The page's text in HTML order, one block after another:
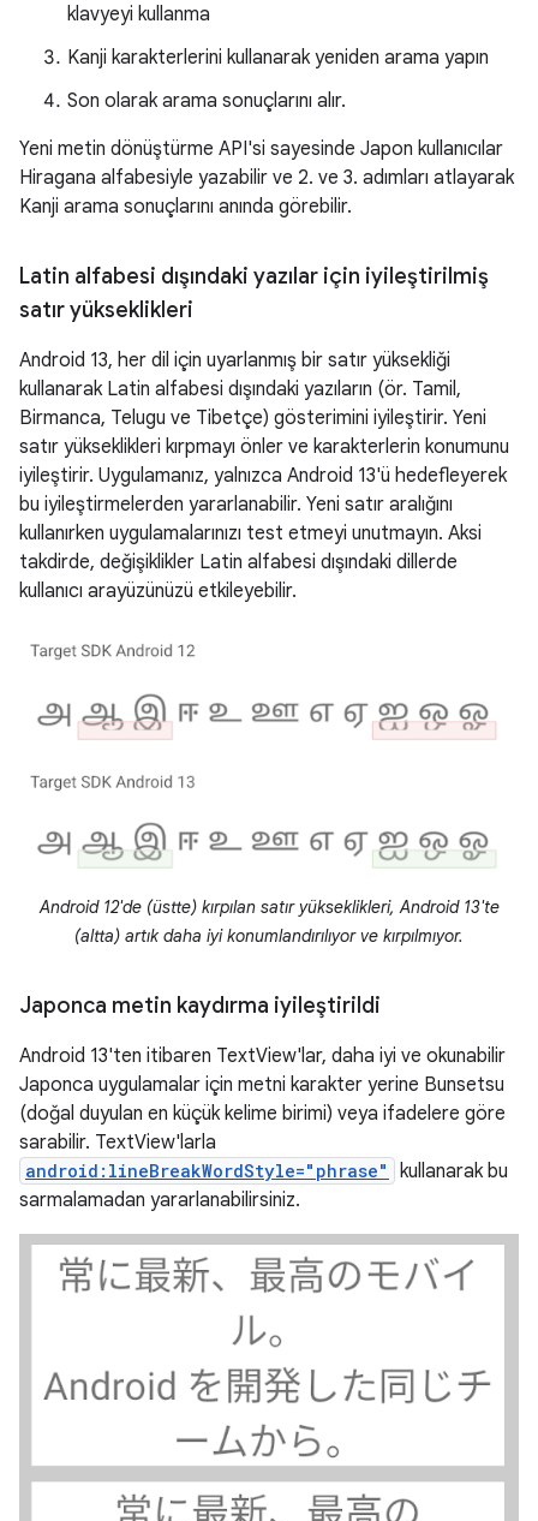
klavyeyi kullanma
Kanji karakterlerini kullanarak yeniden arama yapın
Son olarak arama sonuçlarını alır.
Yeni metin dönüştürme API'si sayesinde Japon kullanıcılar
Hiragana alfabesiyle yazabilir ve 2. ve 3. adımları atlayarak
Kanji arama sonuçlarını anında görebilir.
Latin alfabesi dışındaki yazılar için iyileştirilmiş
satır yükseklikleri
Android 13, her dil için uyarlanmış bir satır yüksekliği
kullanarak Latin alfabesi dışındaki yazıların (ör. Tamil,
Birmanca, Telugu ve Tibetçe) gösterimini iyileştirir. Yeni
satır yükseklikleri kırpmayı önler ve karakterlerin konumunu
iyileştirir. Uygulamanız, yalnızca Android 13'ü hedefleyerek
bu iyileştirmelerden yararlanabilir. Yeni satır aralığını
kullanırken uygulamalarınızı test etmeyi unutmayın. Aksi
takdirde, değişiklikler Latin alfabesi dışındaki dillerde
kullanıcı arayüzünüzü etkileyebilir.
Android 12'de (üstte) kırpılan satır yükseklikleri, Android 13'te
(altta) artık daha iyi konumlandırılıyor ve kırpılmıyor.
Japonca metin kaydırma iyileştirildi
Android 13'ten itibaren TextView'lar, daha iyi ve okunabilir
Japonca uygulamalar için metni karakter yerine Bunsetsu
(doğal duyulan en küçük kelime birimi) veya ifadelere göre
sarabilir. TextView'larla
android:lineBreakWordStyle="phrase"
kullanarak bu
sarmalamadan yararlanabilirsiniz.